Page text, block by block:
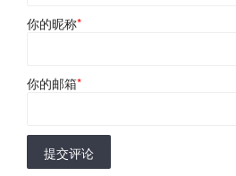
你的昵称*
你的邮箱*
提交评论